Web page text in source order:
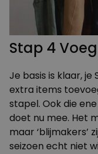
Stap 4
Je basis is klaar, je
extra items
stapel. Ook die
doet nu mee. Het
maar ‘blijmakers’
seizoen echt niet